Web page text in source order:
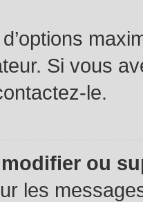
Si vous
le.
ou
les